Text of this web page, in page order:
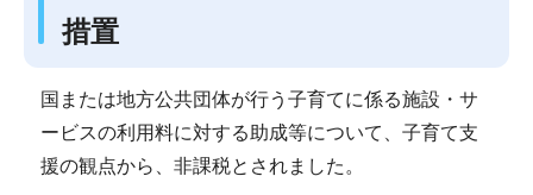
措置
国または地方公共団体が行う子育てに係る施設・サ
ービスの利用料に対する助成等について、子育て支
援の観点から、非課税とされました。